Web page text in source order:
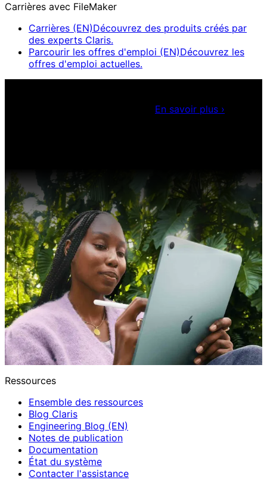
Carrières avec FileMaker
Carrières (EN)Découvrez des produits créés par
des experts Claris.
Parcourir les offres d'emploi (EN)Découvrez les
offres d'emploi actuelles.
En savoir plus ›
Ressources
Ensemble des ressources
Blog Claris
Engineering Blog (EN)
Notes de publication
Documentation
État du système
Contacter l'assistance